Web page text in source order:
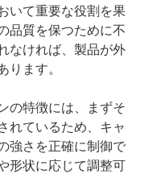
いて重要な役割を果
品質を保つために不
なければ、製品が外
ります。
の特徴には、まずそ
れているため、キャ
強さを正確に制御で
形状に応じて調整可